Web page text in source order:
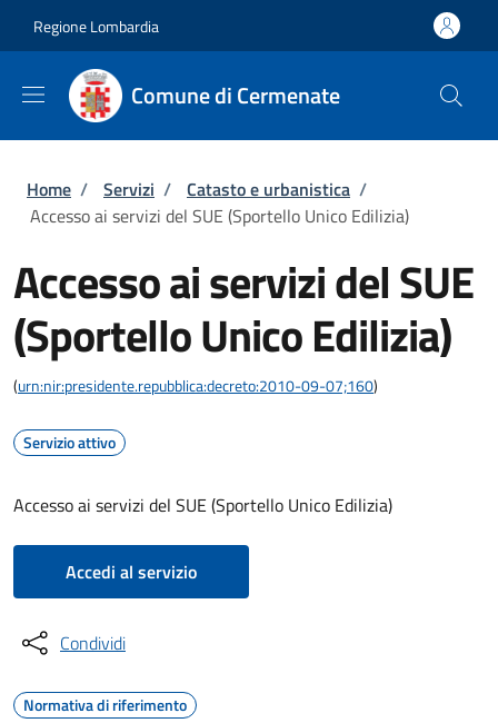
Regione Lombardia
Comune di Cermenate
Briciole di pane
Home / Servizi / Catasto e urbanistica /
Accesso ai servizi del SUE (Sportello Unico Edilizia)
Accesso ai servizi del SUE
(Sportello Unico Edilizia)
(urn:nir:presidente.repubblica:decreto:2010-09-07;160)
Servizio attivo
Accesso ai servizi del SUE (Sportello Unico Edilizia)
Accedi al servizio
Condividi
Normativa di riferimento